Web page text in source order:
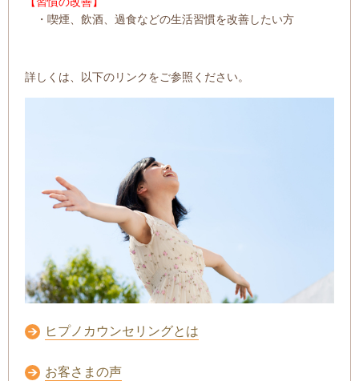
・喫煙、飲酒、過食などの生活習慣を改善したい方
詳しくは、以下のリンクをご参照ください。
ヒプノカウンセリングとは
お客さまの声